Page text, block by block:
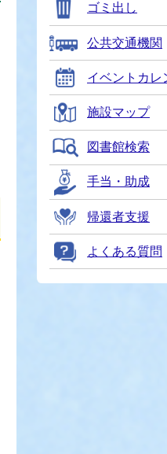
ゴミ出し
公共交通機関
イベントカレ
施設マップ
図書館検索
手当・助成
帰還者支援
よくある質問